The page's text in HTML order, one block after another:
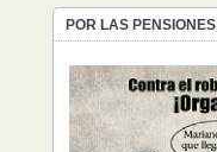
POR LAS PENSIONES